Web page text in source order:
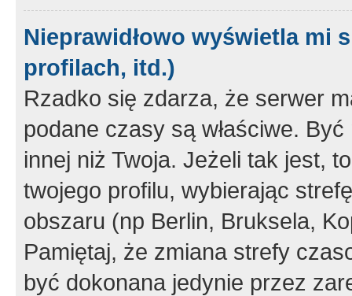
Nieprawidłowo wyświetla mi
profilach, itd.)
Rzadko się zdarza, że serwer
podane czasy są właściwe.
innej niż Twoja. Jeżeli tak jest,
twojego profilu, wybierając
obszaru (np Berlin, Bruksela,
Pamiętaj, że zmiana strefy
być dokonana jedynie przez